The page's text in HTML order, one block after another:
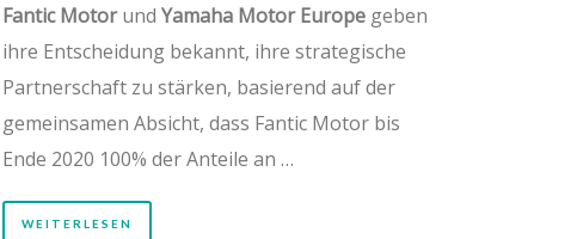
Fantic Motorund Yamaha Motor Europe geben
ihre Entscheidung bekannt, ihre strategische
Partnerschaft zu stärken, basierend auf der
gemeinsamen Absicht, dass Fantic Motor bis
Ende 2020 100% der Anteile an …
WEITERLESEN